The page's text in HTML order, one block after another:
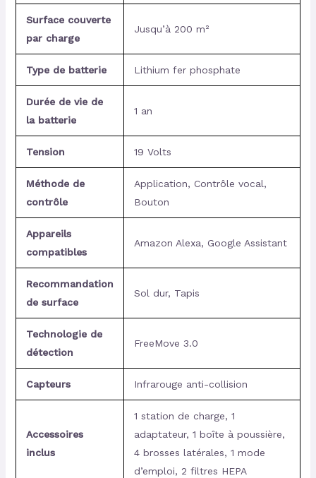
Surface couverte
par charge
Jusqu’à 200 m²
Type de batterie Lithium fer phosphate
Durée de vie de
la batterie
1 an
Tension 19 Volts
Méthode de
contrôle
Application, Contrôle vocal,
Bouton
Appareils
compatibles
Amazon Alexa, Google Assistant
Recommandation
de surface
Sol dur, Tapis
Technologie de
détection
FreeMove 3.0
Capteurs Infrarouge anti-collision
Accessoires
inclus
1 station de charge, 1
adaptateur, 1 boîte à poussière,
4 brosses latérales, 1 mode
d’emploi, 2 filtres HEPA